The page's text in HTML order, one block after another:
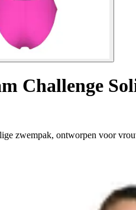
Challenge
zwempak, ontworpen voor